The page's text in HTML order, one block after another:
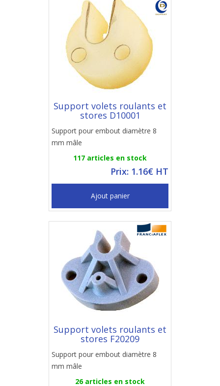
Support volets roulants et
stores D10001
Support pour embout diamètre 8
mm mâle
117 articles en stock
Prix: 1.16€ HT
Ajout panier
Support volets roulants et
stores F20209
Support pour embout diamètre 8
mm mâle
26 articles en stock